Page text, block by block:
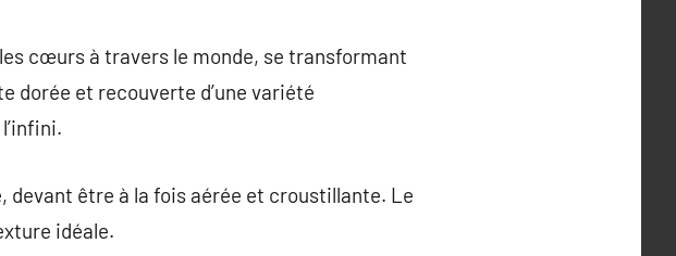
cœurs à travers le monde, se transformant
dorée et recouverte d’une variété
devant être à la fois aérée et croustillante. Le
idéale.